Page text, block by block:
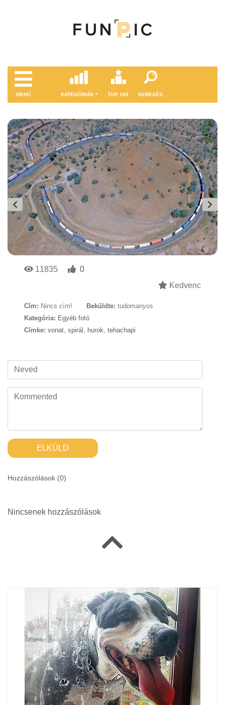
MENÜ KATEGÓRIÁK TOP 100 KERESÉS
11835
0
Kedvenc
Cím: Nincs cím! Beküldte: tudomanyos
Kategória: Egyéb fotó
Címke: vonat spirál hurok tehachapi
ELKÜLD
Hozzászólások (0)
Nincsenek hozzászólások